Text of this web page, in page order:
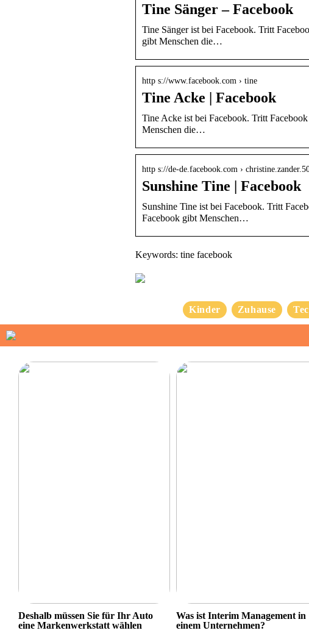
Tine Sänger – Facebook
Tine Sänger ist bei Facebook. Tritt
gibt Menschen die…
http s://www.facebook.com › tine
Tine Acke | Facebook
Tine Acke ist bei Facebook. Tritt
Menschen die…
http s://de-de.facebook.com ›
Sunshine Tine | Facebook
Sunshine Tine ist bei Facebook. Tritt
Facebook gibt Menschen…
Keywords: tine facebook
Kinder Zuhause
Deshalb müssen Sie für Ihr Auto
eine Markenwerkstatt wählen
Was ist Interim Management in
einem Unternehmen?